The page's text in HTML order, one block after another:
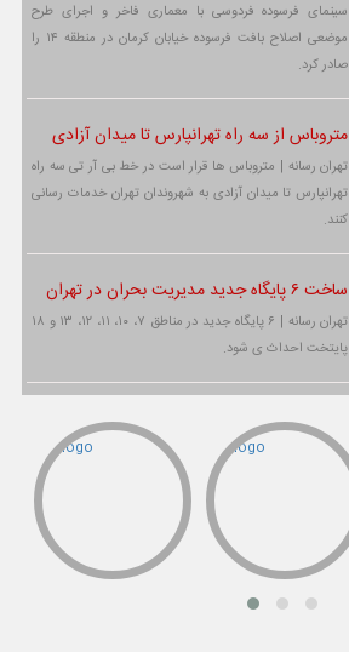
سینمای فرسوده فردوسی با معماری فاخر و اجرای طرح
موضعی اصلاح بافت فرسوده خیابان کرمان در منطقه ۱۴ را
صادر کرد.
متروباس از سه راه تهرانپارس تا میدان آزادی
تهران رسانه | متروباس ها قرار است در خط بی آر تی سه راه
تهرانپارس تا میدان آزادی به شهروندان تهران خدمات رسانی
کنند.
ساخت ۶ پایگاه جدید مدیریت بحران در تهران
تهران رسانه | ۶ پایگاه جدید در مناطق ۷، ۱۰، ۱۱، ۱۲، ۱۳ و ۱۸
پایتخت احداث ی شود.